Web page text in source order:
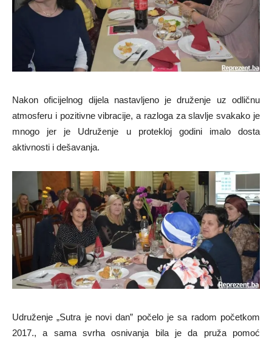
Nakon oficijelnog dijela nastavljeno je druženje uz odličnu
atmosferu i pozitivne vibracije, a razloga za slavlje svakako je
mnogo jer je Udruženje u protekloj godini imalo dosta
aktivnosti i dešavanja.
Udruženje „Sutra je novi dan” počelo je sa radom početkom
2017., a sama svrha osnivanja bila je da pruža pomoć